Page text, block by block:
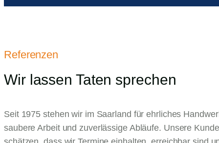
Referenzen
Wir lassen Taten sprechen
Seit 1975 stehen wir im Saarland für ehrliches
saubere Arbeit und zuverlässige Abläufe. Unsere